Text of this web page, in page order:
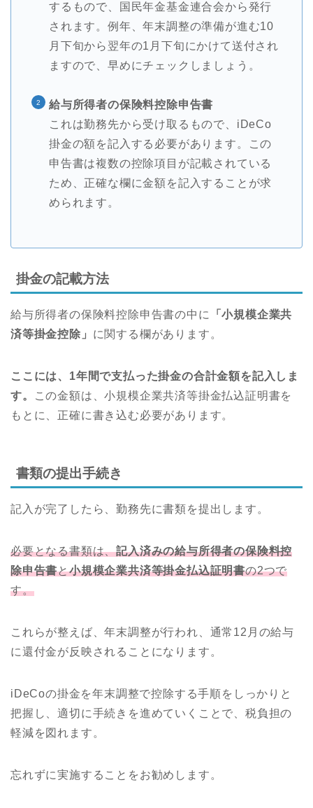
するもので、国民年金基金連合会から発行
されます。例年、年末調整の準備が進む10
月下旬から翌年の1月下旬にかけて送付され
ますので、早めにチェックしましょう。
給与所得者の保険料控除申告書
これは勤務先から受け取るもので、iDeCo
掛金の額を記入する必要があります。この
申告書は複数の控除項目が記載されている
ため、正確な欄に金額を記入することが求
められます。
掛金の記載方法
給与所得者の保険料控除申告書の中に 「小規模企業共
済等掛金控除」 に関する欄があります。
ここには、1年間で支払った掛金の合計金額を記入しま
す。
この金額は、小規模企業共済等掛金払込証明書を
もとに、正確に書き込む必要があります。
書類の提出手続き
記入が完了したら、勤務先に書類を提出します。
必要となる書類は、記入済みの給与所得者の保険料控
除申告書と小規模企業共済等掛金払込証明書の2つで
す。
これらが整えば、年末調整が行われ、通常12月の給与
に還付金が反映されることになります。
iDeCoの掛金を年末調整で控除する手順をしっかりと
把握し、適切に手続きを進めていくことで、税負担の
軽減を図れます。
忘れずに実施することをお勧めします。